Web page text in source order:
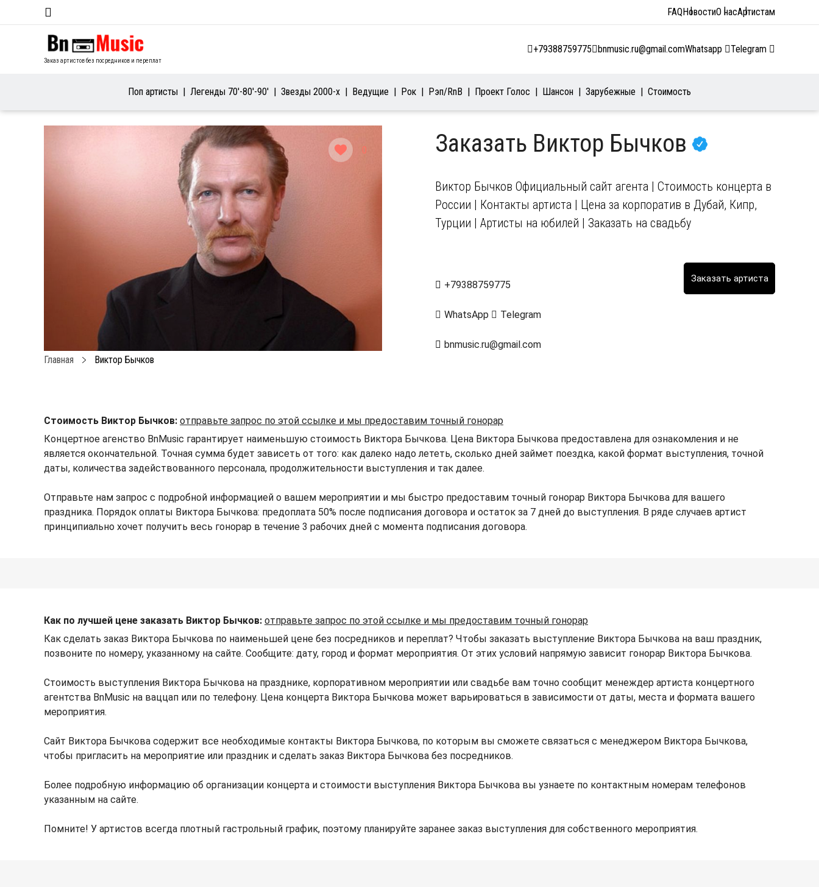
FAQНовостиО насАртистам
Заказ артистов без посредников и переплат
+79388759775 bnmusic.ru@gmail.comWhatsapp Telegram
Поп артисты Легенды 70′-80′-90′ Звезды 2000-х Ведущие Рок Рэп/RnB Проект Голос Шансон Зарубежные Стоимость
0
Главная Виктор Бычков
Заказать Виктор Бычков
Виктор Бычков Официальный сайт агента | Стоимость концерта в
России | Контакты артиста | Цена за корпоратив в Дубай, Кипр,
Турции | Артисты на юбилей | Заказать на свадьбу
+79388759775
WhatsApp Telegram
bnmusic.ru@gmail.com
Стоимость Виктор Бычков: отправьте запрос по этой ссылке и мы предоставим точный гонорар
Концертное агенство BnMusic гарантирует наименьшую стоимость Виктора Бычкова. Цена Виктора Бычкова предоставлена для ознакомления и не
является окончательной. Точная сумма будет зависеть от того: как далеко надо лететь, сколько дней займет поездка, какой формат выступления, точной
даты, количества задействованного персонала, продолжительности выступления и так далее.
Отправьте нам запрос с подробной информацией о вашем мероприятии и мы быстро предоставим точный гонорар Виктора Бычкова для вашего
праздника. Порядок оплаты Виктора Бычкова: предоплата 50% после подписания договора и остаток за 7 дней до выступления. В ряде случаев артист
принципиально хочет получить весь гонорар в течение 3 рабочих дней с момента подписания договора.
Как по лучшей цене заказать Виктор Бычков: отправьте запрос по этой ссылке и мы предоставим точный гонорар
Как сделать заказ Виктора Бычкова по наименьшей цене без посредников и переплат? Чтобы заказать выступление Виктора Бычкова на ваш праздник,
позвоните по номеру, указанному на сайте. Сообщите: дату, город и формат мероприятия. От этих условий напрямую зависит гонорар Виктора Бычкова.
Стоимость выступления Виктора Бычкова на празднике, корпоративном мероприятии или свадьбе вам точно сообщит менеждер артиста концертного
агентства BnMusic на ваццап или по телефону. Цена концерта Виктора Бычкова может варьироваться в зависимости от даты, места и формата вашего
мероприятия.
Сайт Виктора Бычкова содержит все необходимые контакты Виктора Бычкова, по которым вы сможете связаться с менеджером Виктора Бычкова,
чтобы пригласить на мероприятие или праздник и сделать заказ Виктора Бычкова без посредников.
Более подробную информацию об организации концерта и стоимости выступления Виктора Бычкова вы узнаете по контактным номерам телефонов
указанным на сайте.
Помните! У артистов всегда плотный гастрольный график, поэтому планируйте заранее заказ выступления для собственного мероприятия.